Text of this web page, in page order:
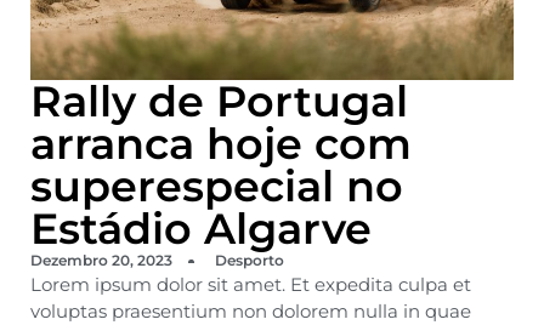
Rally de Portugal
arranca hoje com
superespecial no
Estádio Algarve
Dezembro 20, 2023 Desporto
Lorem ipsum dolor sit amet. Et expedita culpa et
voluptas praesentium non dolorem nulla in quae